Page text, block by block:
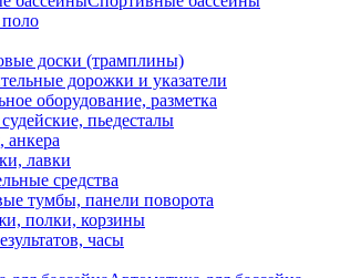
доски (трамплины)
дорожки и указатели
оборудование, разметка
пьедесталы
анкера
лавки
средства
тумбы, панели поворота
полки, корзины
часы